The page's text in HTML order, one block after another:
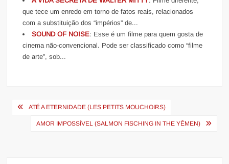
que tece um enredo em torno de fatos reais, relacionados
com a substituição dos “impérios” de...
SOUND OF NOISE: Esse é um filme para quem gosta de
cinema não-convencional. Pode ser classificado como “filme
de arte”, sob...
Navegação
ATÉ A ETERNIDADE (LES PETITS MOUCHOIRS)
AMOR IMPOSSÍVEL (SALMON FISCHING IN THE YÊMEN)